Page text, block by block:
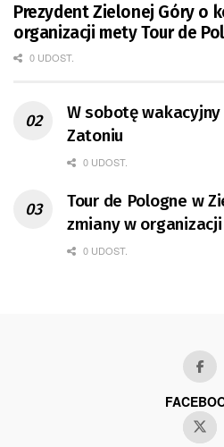
Prezydent Zielonej Góry o
organizacji mety Tour de
0 UDOST.
W sobotę
Zatoniu
0 UDOST.
Tour de Pologne w
zmiany w organizacji
0 UDOST.